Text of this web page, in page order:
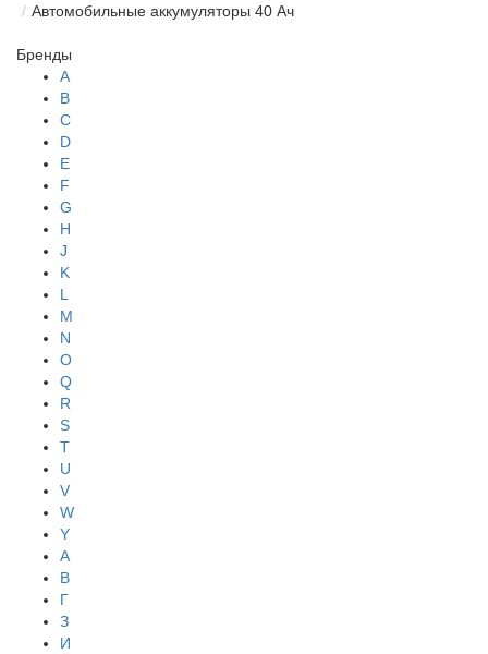
Автомобильные аккумуляторы 40 Ач
Бренды
A
B
C
D
E
F
G
H
J
K
L
M
N
O
Q
R
S
T
U
V
W
Y
А
В
Г
З
И